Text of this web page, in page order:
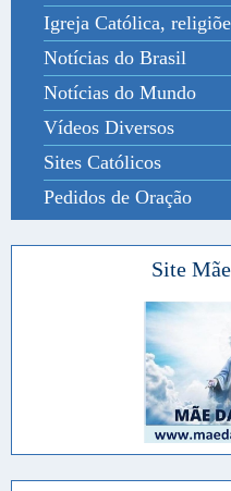
Igreja Católica,
Notícias do Brasil
Notícias do Mundo
Vídeos Diversos
Sites Católicos
Pedidos de Oração
Site